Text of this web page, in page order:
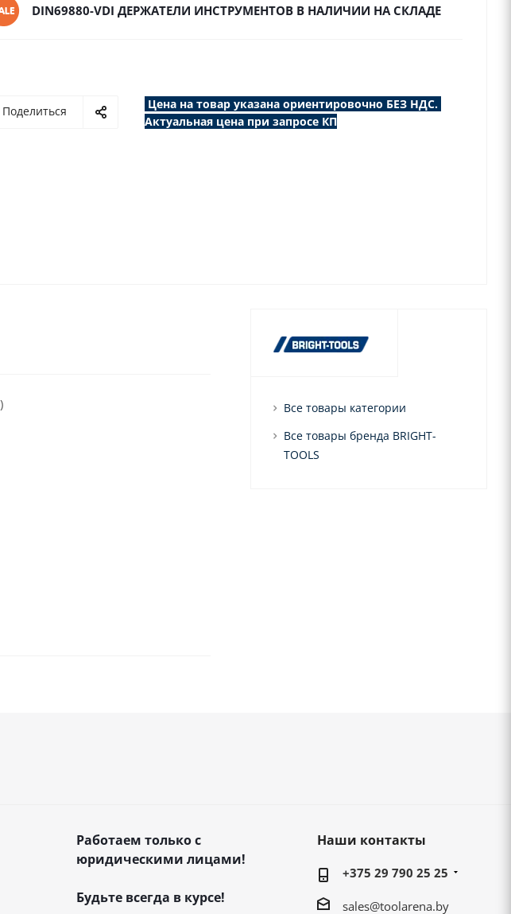
DIN69880-VDI ДЕРЖАТЕЛИ ИНСТРУМЕНТОВ В НАЛИЧИИ НА СКЛАДЕ
Поделиться
Цена на товар указана ориентировочно БЕЗ НДС.
Актуальная цена при запросе КП
Все товары категории
Все товары бренда BRIGHT-
TOOLS
Работаем только с
юридическими лицами!
Будьте всегда в курсе!
Наши контакты
+375 29 790 25 25
sales@toolarena.by